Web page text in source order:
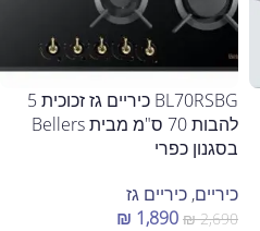
BL70RSBG כיריים גז זכוכית 5
להבות 70 ס"מ מבית Bellers
בסגנון כפרי
כיריים, כיריים גז
₪2,690
₪ 1,890